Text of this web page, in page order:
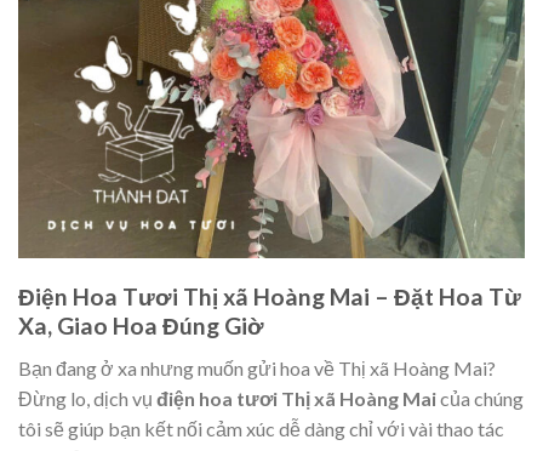
Điện Hoa Tươi Thị xã Hoàng Mai – Đặt Hoa Từ
Xa, Giao Hoa Đúng Giờ
Bạn đang ở xa nhưng muốn gửi hoa về Thị xã Hoàng Mai?
Đừng lo, dịch vụ điện hoa tươi Thị xã Hoàng Maicủa chúng
tôi sẽ giúp bạn kết nối cảm xúc dễ dàng chỉ với vài thao tác